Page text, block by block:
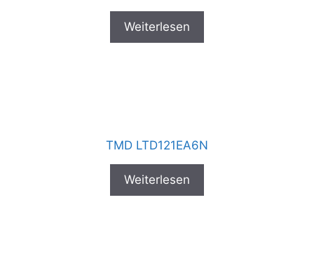
Weiterlesen
TMD LTD121EA6N
Weiterlesen